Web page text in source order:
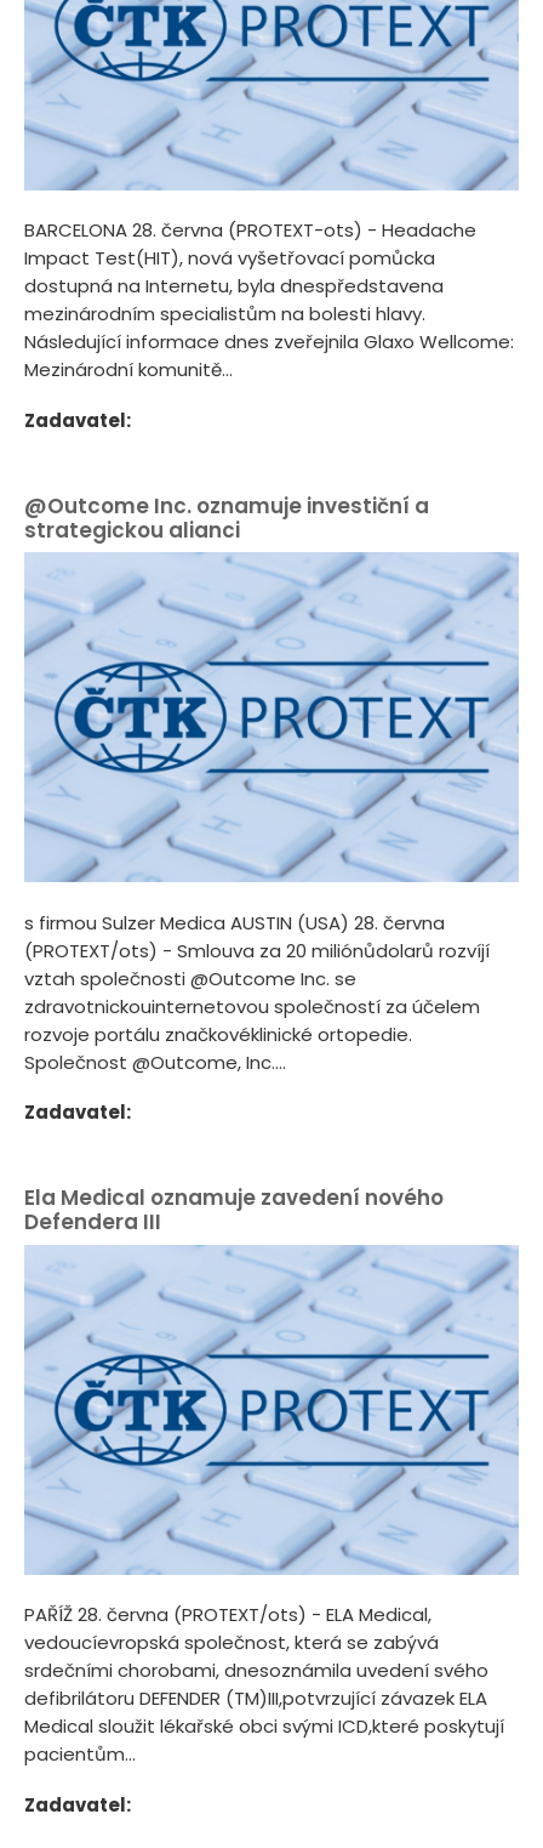
BARCELONA 28. června (PROTEXT-ots) - Headache
Impact Test(HIT), nová vyšetřovací pomůcka
dostupná na Internetu, byla dnespředstavena
mezinárodním specialistům na bolesti hlavy.
Následující informace dnes zveřejnila Glaxo Wellcome:
Mezinárodní komunitě...
Zadavatel:
@Outcome Inc. oznamuje investiční a
strategickou alianci
s firmou Sulzer Medica AUSTIN (USA) 28. června
(PROTEXT/ots) - Smlouva za 20 miliónůdolarů rozvíjí
vztah společnosti @Outcome Inc. se
zdravotnickouinternetovou společností za účelem
rozvoje portálu značkovéklinické ortopedie.
Společnost @Outcome, Inc....
Zadavatel:
Ela Medical oznamuje zavedení nového
Defendera III
PAŘÍŽ 28. června (PROTEXT/ots) - ELA Medical,
vedoucíevropská společnost, která se zabývá
srdečními chorobami, dnesoznámila uvedení svého
defibrilátoru DEFENDER (TM)III,potvrzující závazek ELA
Medical sloužit lékařské obci svými ICD,které poskytují
pacientům...
Zadavatel: